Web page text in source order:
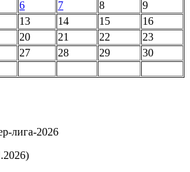
6 7 8
9
13 14 15
16
20 21 22
23
27 28 29
30
лига-2026